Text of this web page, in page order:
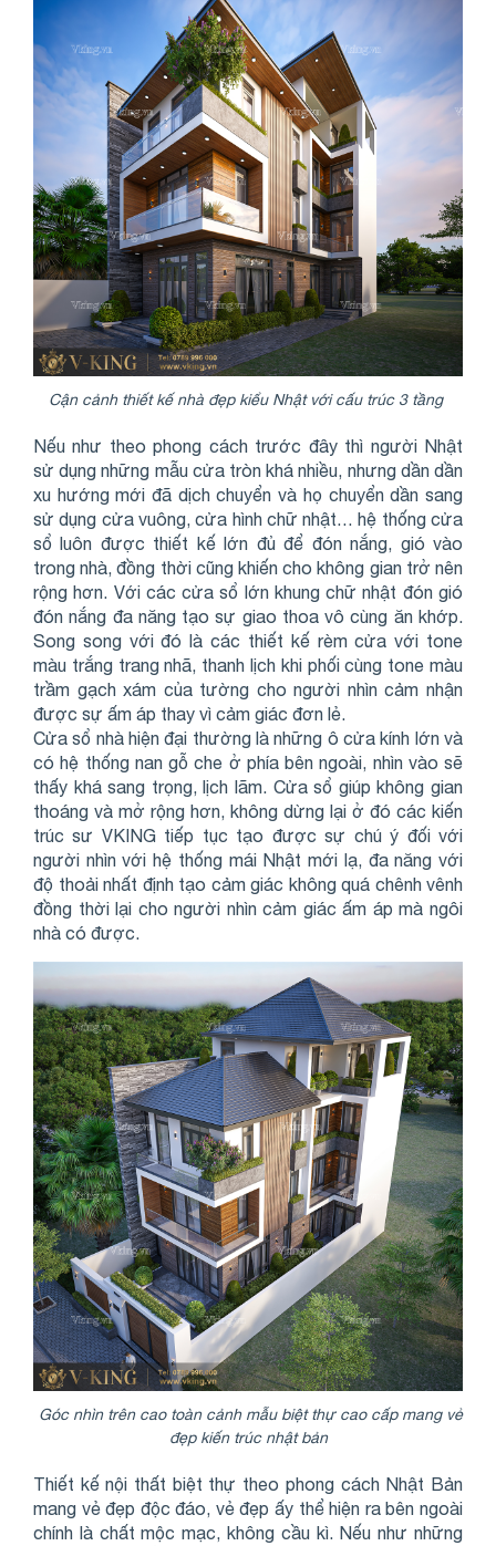
Cận cảnh thiết kế nhà đẹp kiểu Nhật với cấu trúc 3 tầng
Nếu như theo phong cách trước đây thì người Nhật
sử dụng những mẫu cửa tròn khá nhiều, nhưng dần dần
xu hướng mới đã dịch chuyển và họ chuyển dần sang
sử dụng cửa vuông, cửa hình chữ nhật… hệ thống cửa
sổ luôn được thiết kế lớn đủ để đón nắng, gió vào
trong nhà, đồng thời cũng khiến cho không gian trở nên
rộng hơn. Với các cửa sổ lớn khung chữ nhật đón gió
đón nắng đa năng tạo sự giao thoa vô cùng ăn khớp.
Song song với đó là các thiết kế rèm cửa với tone
màu trắng trang nhã, thanh lịch khi phối cùng tone màu
trầm gạch xám của tường cho người nhìn cảm nhận
được sự ấm áp thay vì cảm giác đơn lẻ.
Cửa sổ nhà hiện đại thường là những ô cửa kính lớn và
có hệ thống nan gỗ che ở phía bên ngoài, nhìn vào sẽ
thấy khá sang trọng, lịch lãm. Cửa sổ giúp không gian
thoáng và mở rộng hơn, không dừng lại ở đó các kiến
trúc sư VKING tiếp tục tạo được sự chú ý đối với
người nhìn với hệ thống mái Nhật mới lạ, đa năng với
độ thoải nhất định tạo cảm giác không quá chênh vênh
đồng thời lại cho người nhìn cảm giác ấm áp mà ngôi
nhà có được.
Góc nhìn trên cao toàn cảnh mẫu biệt thự cao cấp mang vẻ
đẹp kiến trúc nhật bản
Thiết kế nội thất biệt thự theo phong cách Nhật Bản
mang vẻ đẹp độc đáo, vẻ đẹp ấy thể hiện ra bên ngoài
chính là chất mộc mạc, không cầu kì. Nếu như những